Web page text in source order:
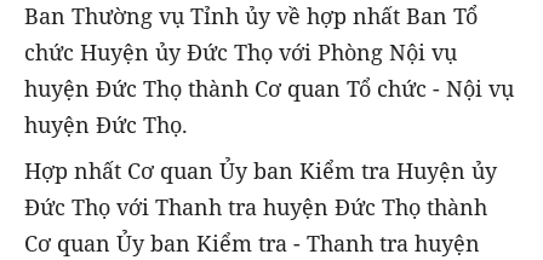
Ban Thường vụ Tỉnh ủy về hợp nhất Ban Tổ
chức Huyện ủy Đức Thọ với Phòng Nội vụ
huyện Đức Thọ thành Cơ quan Tổ chức - Nội vụ
huyện Đức Thọ.
Hợp nhất Cơ quan Ủy ban Kiểm tra Huyện ủy
Đức Thọ với Thanh tra huyện Đức Thọ thành
Cơ quan Ủy ban Kiểm tra - Thanh tra huyện